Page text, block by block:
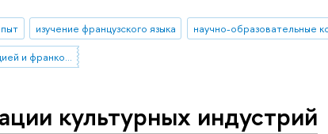
изучение французского языка
научно-образовательные
сотрудничество с Францией и франкоязычными странами
культурных индустрий